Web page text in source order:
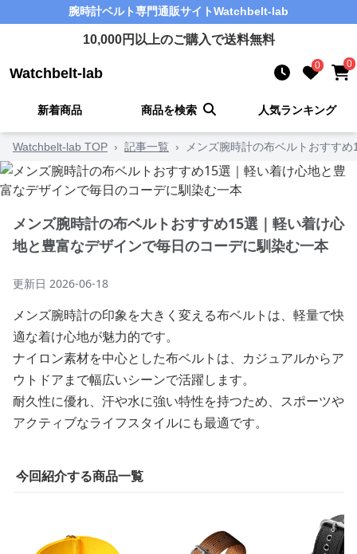
腕時計ベルト専門通販サイトWatchbelt-lab
10,000円以上のご購入で送料無料
Watchbelt-lab 0 0
新着商品 商品を検索 人気ランキング
Watchbelt-lab TOP › 記事一覧 › メンズ腕時計の布ベルトおすす
メンズ腕時計の布ベルトおすすめ15選｜軽い着け心
地と豊富なデザインで毎日のコーデに馴染む一本
更新日 2026-06-18
メンズ腕時計の印象を大きく変える布ベルトは、軽量で快
適な着け心地が魅力的です。
ナイロン素材を中心とした布ベルトは、カジュアルからア
ウトドアまで幅広いシーンで活躍します。
耐久性に優れ、汗や水に強い特性を持つため、スポーツや
アクティブなライフスタイルにも最適です。
今回紹介する商品一覧